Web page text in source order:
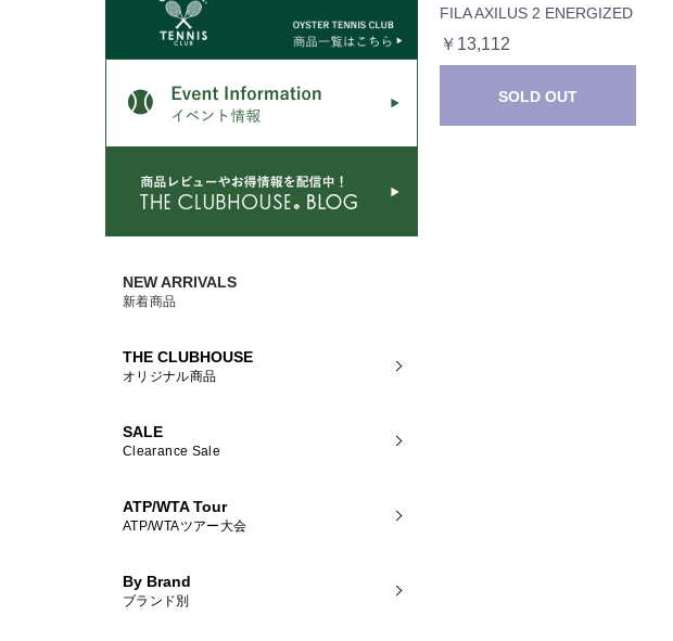
NEW ARRIVALS
新着商品
THE CLUBHOUSE
オリジナル商品
SALE
Clearance Sale
ATP/WTA Tour
ATP/WTAツアー大会
By Brand
ブランド別
FILA AXILUS 2 ENERGIZED
￥13,112
SOLD OUT